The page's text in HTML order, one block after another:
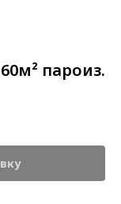
пароиз.